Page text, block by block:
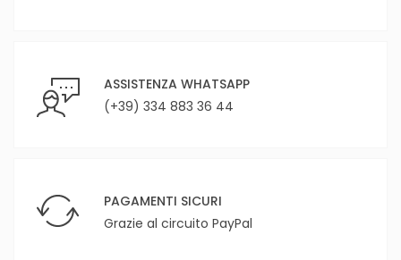
ASSISTENZA WHATSAPP
(+39) 334 883 36 44
PAGAMENTI SICURI
Grazie al circuito PayPal